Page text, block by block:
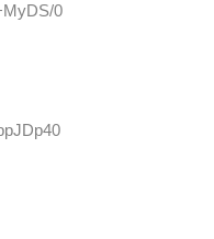
0